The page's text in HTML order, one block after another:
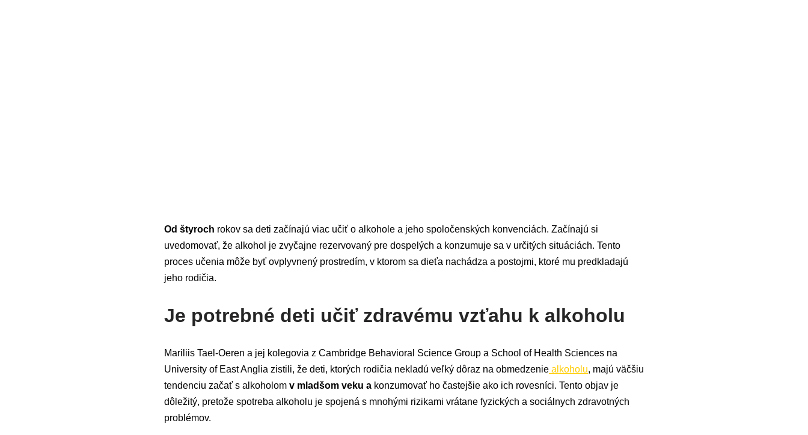
Od štyroch rokov sa deti začínajú viac učiť o alkohole a jeho spoločenských konvenciách. Začínajú si
uvedomovať, že alkohol je zvyčajne rezervovaný pre dospelých a konzumuje sa v určitých situáciách. Tento
proces učenia môže byť ovplyvnený prostredím, v ktorom sa dieťa nachádza a postojmi, ktoré mu predkladajú
jeho rodičia.
Je potrebné deti učiť zdravému vzťahu k alkoholu
Mariliis Tael-Oeren a jej kolegovia z Cambridge Behavioral Science Group a School of Health Sciences na
University of East Anglia zistili, že deti, ktorých rodičia nekladú veľký dôraz na obmedzenie alkoholu, majú väčšiu
tendenciu začať s alkoholom v mladšom veku a konzumovať ho častejšie ako ich rovesníci. Tento objav je
dôležitý, pretože spotreba alkoholu je spojená s mnohými rizikami vrátane fyzických a sociálnych zdravotných
problémov.